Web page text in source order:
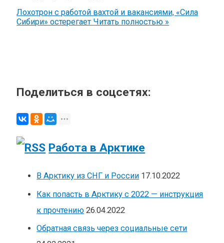
Лохотрон с работой вахтой и вакансиями, «Сила
Сибири» остерегает Читать полностью »
Поделиться в соцсетях:
Работа в Арктике
В Арктику из СНГ и России 17.10.2022
Как попасть в Арктику с 2022 — инструкция
к прочтению 26.04.2022
Обратная связь через социальные сети